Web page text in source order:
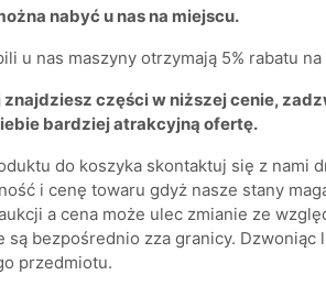
nabyć u nas na miejscu.
u nas maszyny otrzymają 5% rabatu
części w niższej cenie,
bardziej atrakcyjną ofertę.
do koszyka skontaktuj się z nami
i cenę towaru gdyż nasze stany
a cena może ulec zmianie ze
są bezpośrednio zza granicy.
przedmiotu.